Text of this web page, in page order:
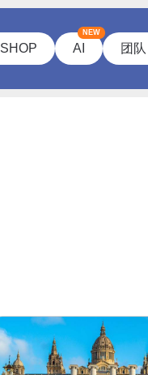
SHOP AI
NEW
团队